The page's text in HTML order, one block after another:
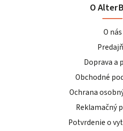
O
O nás
Doprava a
Obchodné
Ochrana
Reklamačný
Potvrdenie o